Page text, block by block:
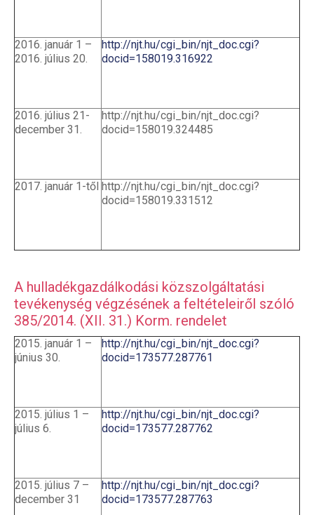
2016. január 1 –
2016. július 20.
http://njt.hu/cgi_bin/njt_doc.cgi?
docid=158019.316922
2016. július 21-
december 31.
http://njt.hu/cgi_bin/njt_doc.cgi?
docid=158019.324485
2017. január 1-től http://njt.hu/cgi_bin/njt_doc.cgi?
docid=158019.331512
A hulladékgazdálkodási közszolgáltatási
tevékenység végzésének a feltételeiről szóló
385/2014. (XII. 31.) Korm. rendelet
2015. január 1 –
június 30.
http://njt.hu/cgi_bin/njt_doc.cgi?
docid=173577.287761
2015. július 1 –
július 6.
http://njt.hu/cgi_bin/njt_doc.cgi?
docid=173577.287762
2015. július 7 –
december 31
http://njt.hu/cgi_bin/njt_doc.cgi?
docid=173577.287763